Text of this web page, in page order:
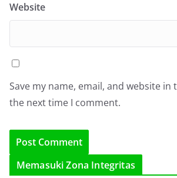
Website
Save my name, email, and website
the next time I comment.
Memasuki Zona Integritas